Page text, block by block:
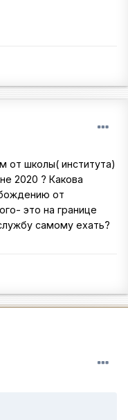
от школы( института)
2020 ? Какова
от
это на границе
самому ехать?